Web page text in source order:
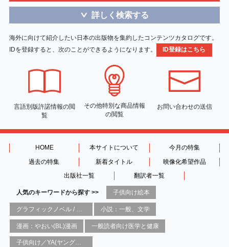
＞ 詳しく検索する
海外に向けて紹介したい日本の出版物を集約したコンテンツカタログです。
IDを登録すると、次のことができるようになります。
ID登録はこちら
言語別版許諾情報の閲
覧
その他特別な商品情報
の閲覧
お問い合わせの送信
HOME 本サイトについて
今月の特集
過去の特集
新着タイトル
映像化希望作品
出版社一覧
翻訳者一覧
人気のキーワードから探す >> 子供向け絵本
小説：一般、文学
漫画：やおい(BL)漫画 一般読者向け医学と健康
子供向け／YA(ヤングアダルト)向け一般：芸術&芸術家